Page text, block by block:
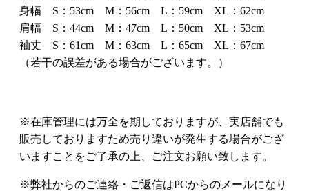
身幅 S：53cm M：56cm L：59cm XL：62cm
肩幅 S：44cm M：47cm L：50cm XL：53cm
袖丈 S：61cm M：63cm L：65cm XL：67cm
（若干の誤差がある場合がございます。）
※在庫管理には万全を期しておりますが、実店舗でも
販売しておりますため売り違いが発生する場合がござ
いますことをご了承の上、ご注文お願い致します。
※弊社からのご連絡・ご返信はPCからのメールになり